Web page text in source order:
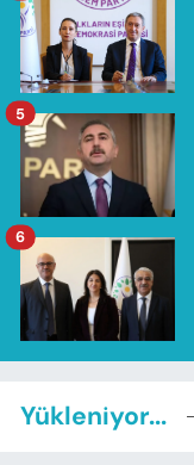
5
6
Yükleniyor...